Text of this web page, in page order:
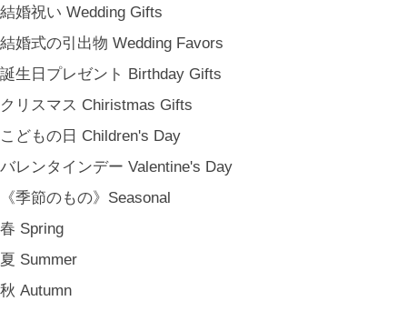
結婚祝い Wedding Gifts
結婚式の引出物 Wedding Favors
誕生日プレゼント Birthday Gifts
クリスマス Chiristmas Gifts
こどもの日 Children's Day
バレンタインデー Valentine's Day
《季節のもの》Seasonal
春 Spring
夏 Summer
秋 Autumn
FAQ
BLOG
CONTACT
TOP
MY PAGE
[ MAIL MAGAZINE ]
登録
[ NOTICE ]
プライバシーポリシー